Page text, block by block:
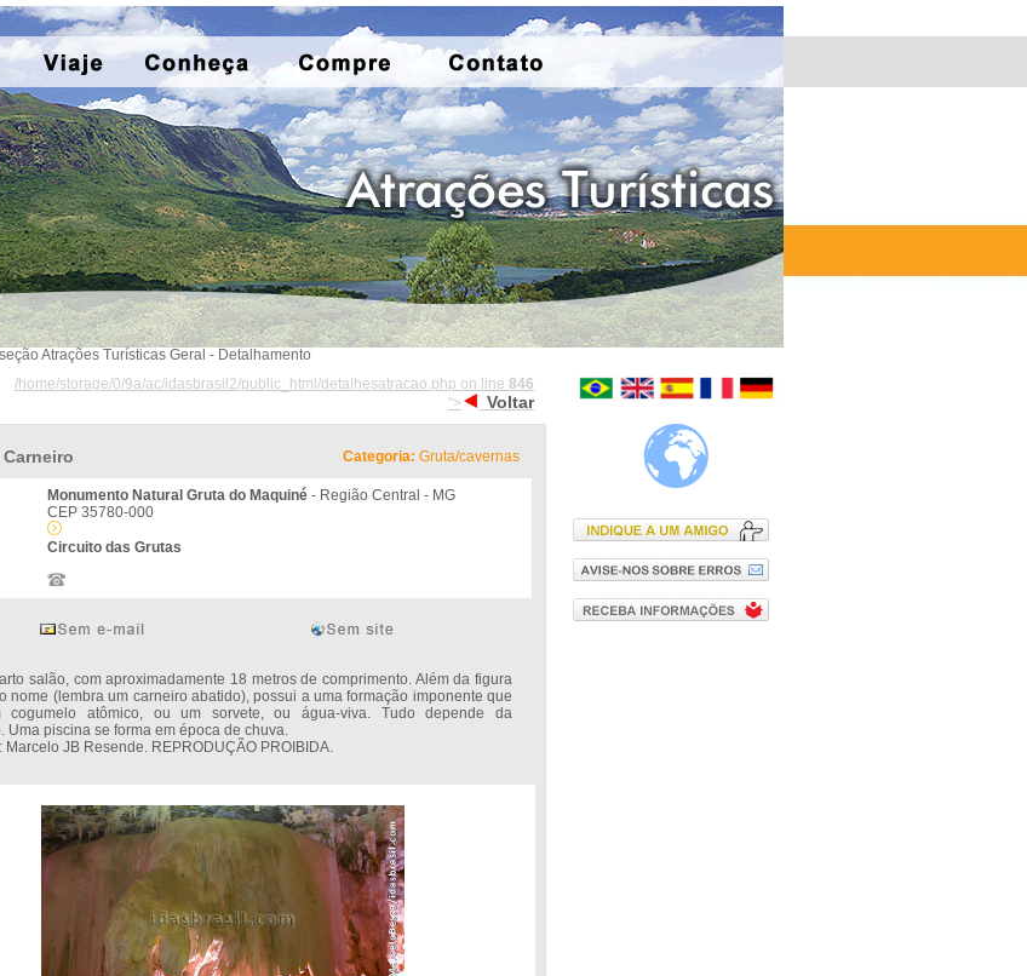
Atrações Turísticas Geral - Detalhamento
/home/storage/0/9a/ac/idasbrasil2/public_html/detalhesatracao.php on line 846
">
Voltar
Categoria: Gruta/cavernas
Monumento Natural Gruta do Maquiné- Região Central - MG
CEP 35780-000
Circuito das Grutas
salão, com aproximadamente 18 metros de comprimento. Além da figura
nome (lembra um carneiro abatido), possui a uma formação imponente que
cogumelo atômico, ou um sorvete, ou água-viva. Tudo depende da
Uma piscina se forma em época de chuva.
Marcelo JB Resende. REPRODUÇÃO PROIBIDA.